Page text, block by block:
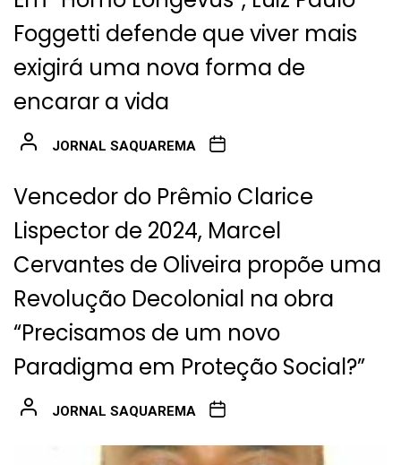
Foggetti defende que viver mais
exigirá uma nova forma de
encarar a vida
JORNAL SAQUAREMA
Vencedor do Prêmio Clarice
Lispector de 2024, Marcel
Cervantes de Oliveira propõe uma
Revolução Decolonial na obra
“Precisamos de um novo
Paradigma em Proteção Social?”
JORNAL SAQUAREMA